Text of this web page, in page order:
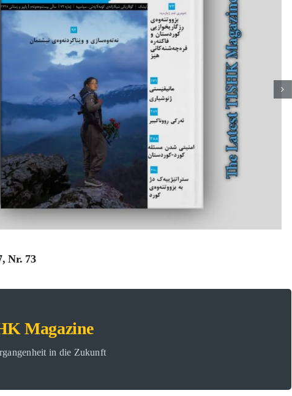
Magazine
von Govari Tishk (Tishk-Magazine) erworben haben.